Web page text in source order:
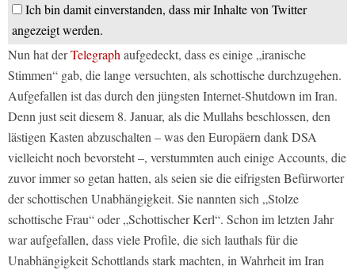
Ich bin damit einverstanden, dass mir Inhalte von Twitter
angezeigt werden.
Nun hat derTelegraphaufgedeckt, dass es einige „iranische
Stimmen“ gab, die lange versuchten, als schottische durchzugehen.
Aufgefallen ist das durch den jüngsten Internet-Shutdown im Iran.
Denn just seit diesem 8. Januar, als die Mullahs beschlossen, den
lästigen Kasten abzuschalten – was den Europäern dank DSA
vielleicht noch bevorsteht –, verstummten auch einige Accounts, die
zuvor immer so getan hatten, als seien sie die eifrigsten Befürworter
der schottischen Unabhängigkeit. Sie nannten sich „Stolze
schottische Frau“ oder „Schottischer Kerl“. Schon im letzten Jahr
war aufgefallen, dass viele Profile, die sich lauthals für die
Unabhängigkeit Schottlands stark machten, in Wahrheit im Iran